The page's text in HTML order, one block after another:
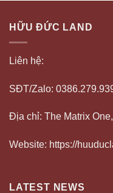
HỮU ĐỨC LAND
Liên hệ:
SĐT/Zalo:
Địa chỉ: The Matrix
Website: https://
LATEST NEWS